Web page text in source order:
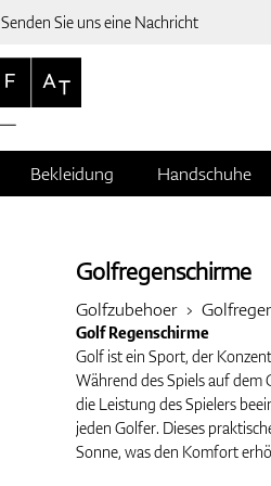
Senden Sie uns eine Nachricht
Bekleidung Handschuhe
Golfregenschirme
Golfzubehoer
Golf Regenschirme
Golf ist ein Sport, der
Während des Spiels auf
die Leistung des Spielers
jeden Golfer. Dieses
Sonne, was den Komfort